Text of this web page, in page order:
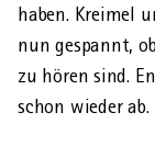
haben. Kreimel
nun gespannt,
zu hören sind.
schon wieder ab.